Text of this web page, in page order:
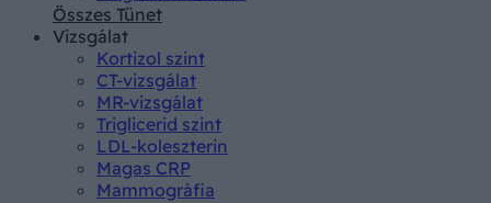
Összes Tünet
Vizsgálat
Kortizol szint
CT-vizsgálat
MR-vizsgálat
Triglicerid szint
LDL-koleszterin
Magas CRP
Mammográfia